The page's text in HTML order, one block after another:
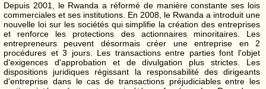
Depuis 2001, le Rwanda a réformé de manière constante ses lois
commerciales et ses institutions. En 2008, le Rwanda a introduit une
nouvelle loi sur les sociétés qui simplifie la création des entreprises
et renforce les protections des actionnaires minoritaires. Les
entrepreneurs peuvent désormais créer une entreprise en 2
procédures et 3 jours. Les transactions entre parties font l'objet
d'exigences d'approbation et de divulgation plus strictes. Les
dispositions juridiques régissant la responsabilité des dirigeants
d'entreprise dans le cas de transactions préjudiciables entre les